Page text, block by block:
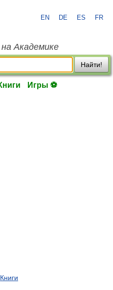
EN DE ES FR
Академике
Найти!
Игры ⚽
Книги